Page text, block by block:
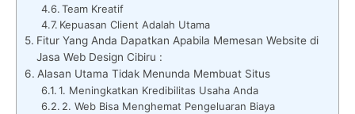
Team Kreatif
Kepuasan Client Adalah Utama
Fitur Yang Anda Dapatkan Apabila Memesan Website di
Jasa Web Design Cibiru :
Alasan Utama Tidak Menunda Membuat Situs
1. Meningkatkan Kredibilitas Usaha Anda
2. Web Bisa Menghemat Pengeluaran Biaya